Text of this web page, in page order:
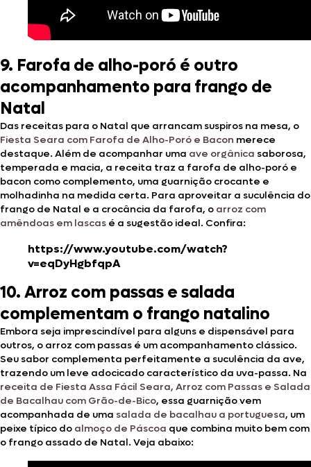
9. Farofa de alho-poró é outro
acompanhamento para frango de
Natal
Das receitas para o Natal que arrancam suspiros na mesa, o
Fiesta Seara com Farofa de Alho-Poró e Bacon merece
destaque. Além de acompanhar uma ave orgânica saborosa,
temperada e macia, a receita traz a farofa de alho-poró e
bacon como complemento, uma guarnição crocante e
molhadinha na medida certa. Para aproveitar a suculência do
frango de Natal e a crocância da farofa, o arroz com
amêndoas em lascas é a sugestão ideal. Confira:
https://www.youtube.com/watch?
v=eqDyHgbfqpA
10. Arroz com passas e salada
complementam o frango natalino
Embora seja imprescindível para alguns e dispensável para
outros, o arroz com passas é um acompanhamento clássico.
Seu sabor complementa perfeitamente a suculência da ave,
trazendo um leve adocicado característico da uva-passa. Na
receita de Fiesta Assa Fácil Seara, Arroz com Passas e Salada
de Bacalhau com Grão-de-Bico, essa guarnição vem
acompanhada de uma salada de bacalhau a portuguesa, um
peixe típico do almoço de Páscoa que combina muito bem com
o frango assado de Natal. Veja abaixo: